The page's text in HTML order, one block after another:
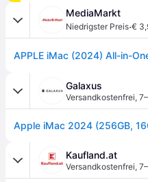
MediaMarkt
Niedrigster Preis·€
Galaxus
Versandkostenfrei,
Kaufland.at
Versandkostenfrei,